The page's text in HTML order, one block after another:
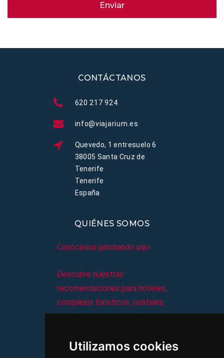
Utilizamos cookies
Enviar
CONTÁCTANOS
620 217 924
info@viajarium.es
Quevedo, 1 entresuelo 6
38005 Santa Cruz de
Tenerife
Tenerife
España
QUIÉNES SOMOS
Conócenos pinchando aquí
Descubre nuestras
recomendaciones para hoteles,
complejos turísticos, hostales,
vacaciones, paquetes de